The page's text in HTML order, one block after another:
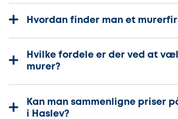
Hvordan finder man et
Hvilke fordele er der ved at
murer?
Kan man sammenligne priser
i Haslev?